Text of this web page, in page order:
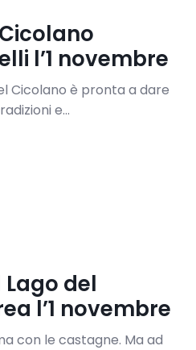
l’1 novembre
Cicolano è pronta a dare
e...
del
l’1 novembre
con le castagne. Ma ad